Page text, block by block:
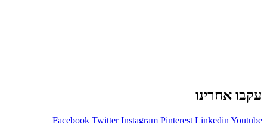
עקבו אחרינו
Facebook Twitter Instagram Pinterest Linkedin Youtube